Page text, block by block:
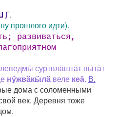
Г.
прошлого идти).
развиваться,
суртвлӓштӓт пӹтӓт
нӱжвӓкӹлӓ веле кеӓ. В.
дома с соломенными
век. Деревня тоже